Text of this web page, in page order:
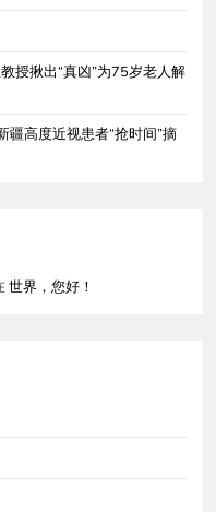
授揪出“真凶”为75岁老人解
高度近视患者“抢时间”摘
世界，您好！